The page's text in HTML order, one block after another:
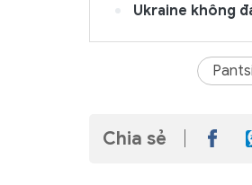
Ukraine không
Chia sẻ